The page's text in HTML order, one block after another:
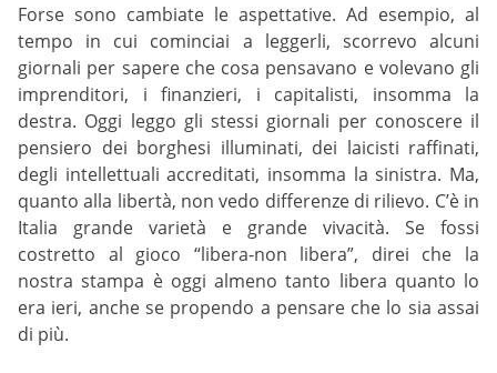
Forse sono cambiate le aspettative. Ad esempio, al
tempo in cui cominciai a leggerli, scorrevo alcuni
giornali per sapere che cosa pensavano e volevano gli
imprenditori, i finanzieri, i capitalisti, insomma la
destra. Oggi leggo gli stessi giornali per conoscere il
pensiero dei borghesi illuminati, dei laicisti raffinati,
degli intellettuali accreditati, insomma la sinistra. Ma,
quanto alla libertà, non vedo differenze di rilievo. C’è in
Italia grande varietà e grande vivacità. Se fossi
costretto al gioco “libera-non libera”, direi che la
nostra stampa è oggi almeno tanto libera quanto lo
era ieri, anche se propendo a pensare che lo sia assai
di più.